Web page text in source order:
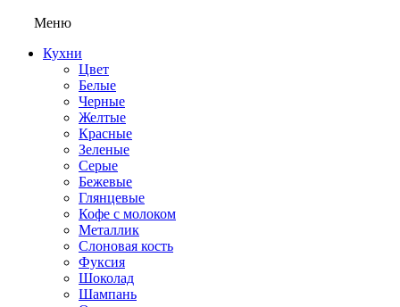
Меню
Кухни
Цвет
Белые
Черные
Желтые
Красные
Зеленые
Серые
Бежевые
Глянцевые
Кофе с молоком
Металлик
Слоновая кость
Фуксия
Шоколад
Шампань